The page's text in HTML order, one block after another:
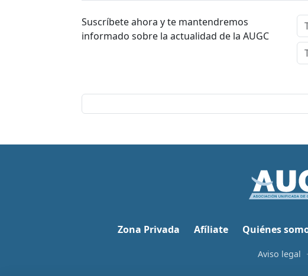
Suscríbete ahora y te mantendremos
informado sobre la actualidad de la AUGC
Zona Privada Afíliate Quiénes
Aviso legal ·